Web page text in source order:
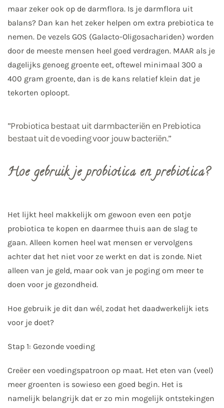
maar zeker ook op de darmflora. Is je darmflora uit
balans? Dan kan het zeker helpen om extra prebiotica te
nemen. De vezels GOS (Galacto-Oligosachariden) worden
door de meeste mensen heel goed verdragen. MAAR als je
dagelijks genoeg groente eet, oftewel minimaal 300 a
400 gram groente, dan is de kans relatief klein dat je
tekorten oploopt.
”Probiotica bestaat uit darmbacteriën en Prebiotica
bestaat uit de voeding voor jouw bacteriën.”
Hoe gebruik je probiotica en prebiotica?
Het lijkt heel makkelijk om gewoon even een potje
probiotica te kopen en daarmee thuis aan de slag te
gaan. Alleen komen heel wat mensen er vervolgens
achter dat het niet voor ze werkt en dat is zonde. Niet
alleen van je geld, maar ook van je poging om meer te
doen voor je gezondheid.⠀⠀⠀⠀⠀⠀
Hoe gebruik je dit dan wél, zodat het daadwerkelijk iets
voor je doet?⠀⠀⠀⠀⠀⠀⠀⠀⠀ ⠀⠀⠀⠀⠀⠀⠀⠀⠀
Stap 1: Gezonde voeding⠀⠀⠀
Creëer een voedingspatroon op maat. Het eten van (veel)
meer groenten is sowieso een goed begin. Het is
namelijk belangrijk dat er zo min mogelijk ontstekingen